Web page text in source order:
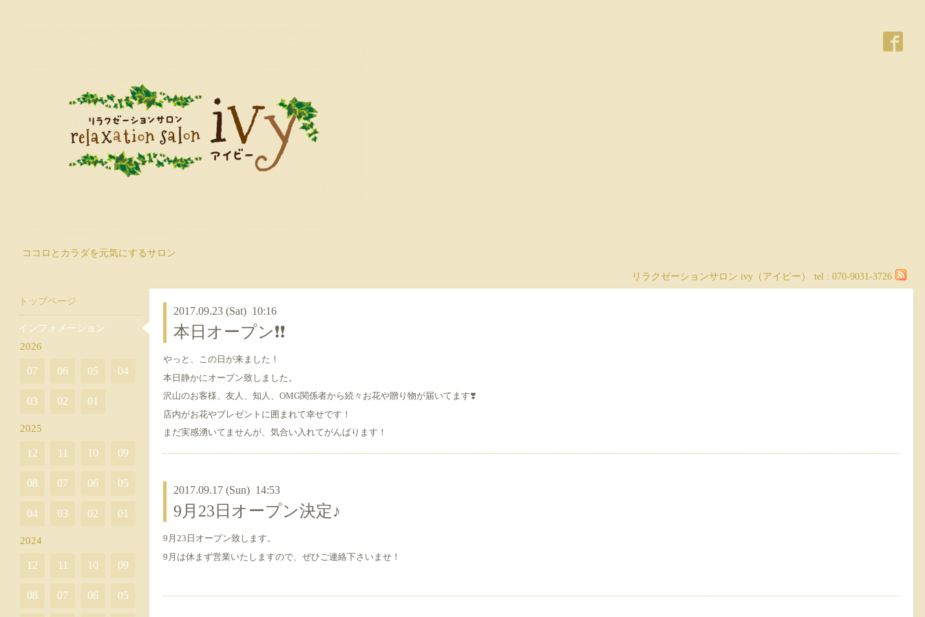
ココロとカラダを元気にするサロン
リラクゼーションサロン ivy（アイビー） tel : 070-9031-3726
2017.09.23 (Sat) 10:16
本日オープン❗️❗️
やっと、この日が来ました！
本日静かにオープン致しました。
沢山のお客様、友人、知人、OMG関係者から続々お花や贈り物が届いてます❣️
店内がお花やプレゼントに囲まれて幸せです！
まだ実感湧いてませんが、気合い入れてがんばります！
2017.09.17 (Sun) 14:53
9月23日オープン決定♪
9月23日オープン致します。
9月は休まず営業いたしますので、ぜひご連絡下さいませ！
トップページ
インフォメーション
2026
07 06 05 04
03 02 01
2025
12 11 10 09
08 07 06 05
04 03 02 01
2024
12 11 10 09
08 07 06 05